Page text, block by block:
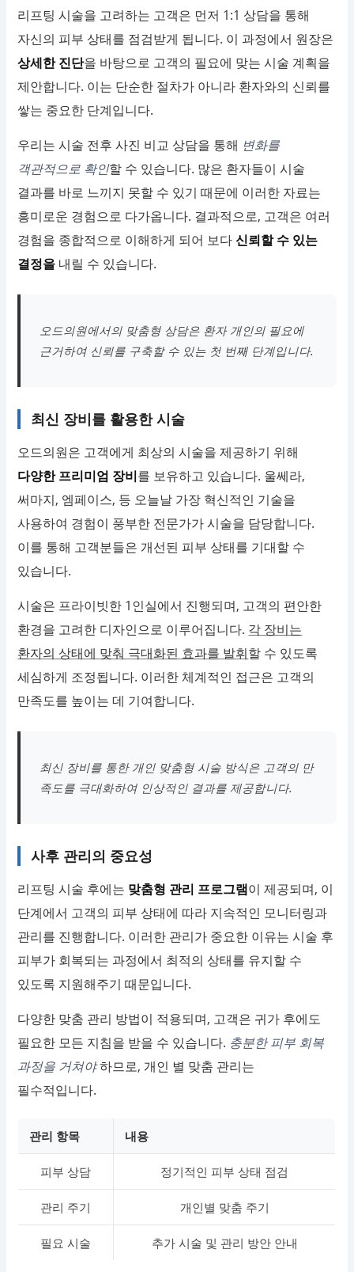
리프팅 시술을 고려하는 고객은 먼저 1:1 상담을 통해
자신의 피부 상태를 점검받게 됩니다. 이 과정에서 원장은
상세한 진단을 바탕으로 고객의 필요에 맞는 시술 계획을
제안합니다. 이는 단순한 절차가 아니라 환자와의 신뢰를
쌓는 중요한 단계입니다.
우리는 시술 전후 사진 비교 상담을 통해 변화를
객관적으로 확인할 수 있습니다. 많은 환자들이 시술
결과를 바로 느끼지 못할 수 있기 때문에 이러한 자료는
흥미로운 경험으로 다가옵니다. 결과적으로, 고객은 여러
경험을 종합적으로 이해하게 되어 보다신뢰할 수 있는
결정을 내릴 수 있습니다.
오드의원에서의 맞춤형 상담은 환자 개인의 필요에
근거하여 신뢰를 구축할 수 있는 첫 번째 단계입니다.
최신 장비를 활용한 시술
오드의원은 고객에게 최상의 시술을 제공하기 위해
다양한 프리미엄 장비를 보유하고 있습니다. 울쎄라,
써마지, 엠페이스, 등 오늘날 가장 혁신적인 기술을
사용하여 경험이 풍부한 전문가가 시술을 담당합니다.
이를 통해 고객분들은 개선된 피부 상태를 기대할 수
있습니다.
시술은 프라이빗한 1인실에서 진행되며, 고객의 편안한
환경을 고려한 디자인으로 이루어집니다. 각 장비는
환자의 상태에 맞춰 극대화된 효과를 발휘할 수 있도록
세심하게 조정됩니다. 이러한 체계적인 접근은 고객의
만족도를 높이는 데 기여합니다.
최신 장비를 통한 개인 맞춤형 시술 방식은 고객의 만
족도를 극대화하여 인상적인 결과를 제공합니다.
사후 관리의 중요성
리프팅 시술 후에는 맞춤형 관리 프로그램이 제공되며, 이
단계에서 고객의 피부 상태에 따라 지속적인 모니터링과
관리를 진행합니다. 이러한 관리가 중요한 이유는 시술 후
피부가 회복되는 과정에서 최적의 상태를 유지할 수
있도록 지원해주기 때문입니다.
다양한 맞춤 관리 방법이 적용되며, 고객은 귀가 후에도
필요한 모든 지침을 받을 수 있습니다. 충분한 피부 회복
과정을 거쳐야하므로, 개인 별 맞춤 관리는
필수적입니다.
관리 항목 내용
피부 상담 정기적인 피부 상태 점검
관리 주기 개인별 맞춤 주기
필요 시술 추가 시술 및 관리 방안 안내